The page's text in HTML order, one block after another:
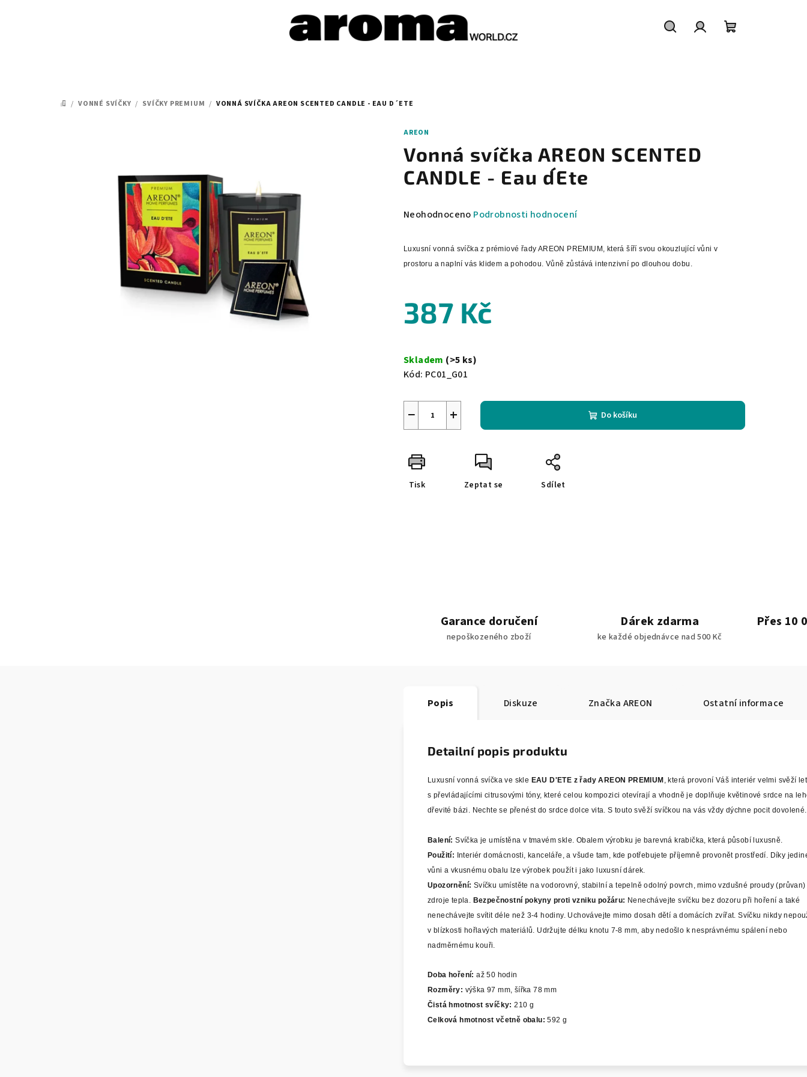
DOMŮ
/ VONNÉ SVÍČKY / SVÍČKY PREMIUM / VONNÁ SVÍČKA AREON SCENTED CANDLE - EAU D´ETE
AREON
Vonná svíčka AREON SCENTED
CANDLE - Eau d´Ete
Průměrné
produktu
0,0
5
hvězdiček.
Neohodnoceno Podrobnosti hodnocení
Luxusní vonná svíčka z prémiové řady AREON PREMIUM, která šíří svou okouzlující vůni v
prostoru a naplní vás klidem a pohodou. Vůně zůstává intenzivní po dlouhou dobu.
387 Kč
cena:
Skladem (>5 ks)
Kód: PC01_G01
+
− Do košíku
Tisk Zeptat se Sdílet
Garance doručení
nepoškozeného zboží
Dárek zdarma
ke každé objednávce nad 500 Kč
Přes 10
Popis Diskuze Značka AREON Ostatní informace
Detailní popis produktu
Luxusní vonná svíčka ve skle EAU D'ETE z řady AREON PREMIUM , která provoní Váš interiér velmi svěží
s převládajícími citrusovými tóny, které celou kompozici otevírají a vhodně je doplňuje květinové srdce na
dřevité bázi. Nechte se přenést do srdce dolce vita. S touto svěží svíčkou na vás vždy dýchne pocit dovolené.
Balení: Svíčka je umístěna v tmavém skle. Obalem výrobku je barevná krabička, která působí luxusně.
Použití: Interiér domácnosti, kanceláře, a všude tam, kde potřebujete příjemně provonět prostředí. Díky
vůni a vkusnému obalu lze výrobek použít i jako luxusní dárek.
Upozornění: Svíčku umístěte na vodorovný, stabilní a tepelně odolný povrch, mimo vzdušné proudy (průvan)
zdroje tepla. Bezpečnostní pokyny proti vzniku požáru: Nenechávejte svíčku bez dozoru při hoření a také
nenechávejte svítit déle než 3-4 hodiny. Uchovávejte mimo dosah dětí a domácích zvířat. Svíčku nikdy
v blízkosti hořlavých materiálů. Udržujte délku knotu 7-8 mm, aby nedošlo k nesprávnému spálení nebo
nadměrnému kouři.
Doba hoření: až 50 hodin
Rozměry: výška 97 mm, šířka 78 mm
Čistá hmotnost svíčky: 210 g
Celková hmotnost včetně obalu: 592 g